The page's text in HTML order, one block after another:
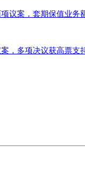
议案，套期保值业务
，多项决议获高票支